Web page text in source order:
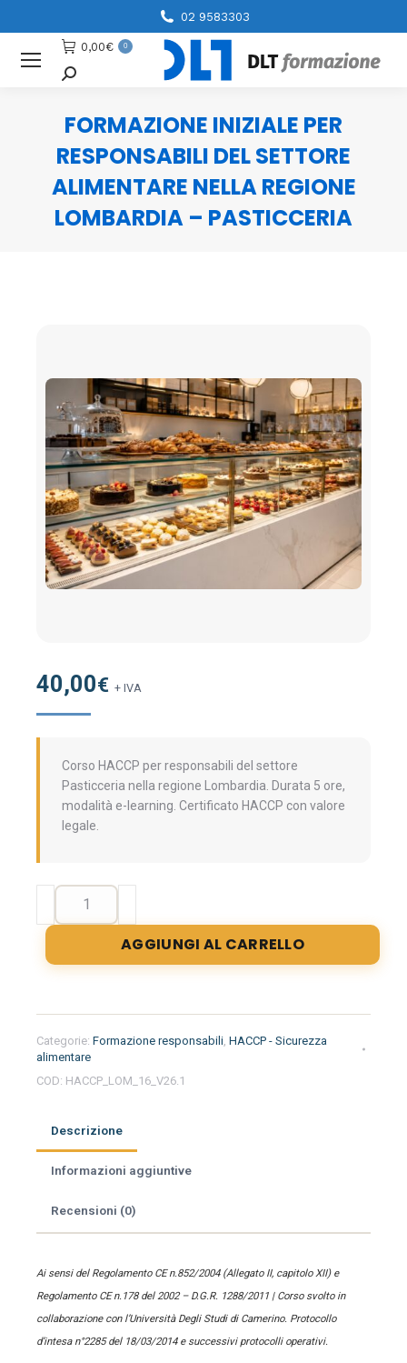
02 9583303
0,00€ 0
Cerca
FORMAZIONE INIZIALE PER
RESPONSABILI DEL SETTORE
ALIMENTARE NELLA REGIONE
LOMBARDIA – PASTICCERIA
40,00€ + IVA
Corso HACCP per responsabili del settore
Pasticceria nella regione Lombardia. Durata 5 ore,
modalità e-learning. Certificato HACCP con valore
legale.
Formazione
per
responsabili
alimentare
nella
regione
Lombardia
quantità
AGGIUNGI AL CARRELLO
Categorie: Formazione responsabili, HACCP - Sicurezza
alimentare
COD: HACCP_LOM_16_V26.1
Descrizione
Informazioni aggiuntive
Recensioni (0)
Ai sensi del Regolamento CE n.852/2004 (Allegato II, capitolo XII) e
Regolamento CE n.178 del 2002 – D.G.R. 1288/2011 | Corso svolto in
collaborazione con l’Università Degli Studi di Camerino. Protocollo
d’intesa n°2285 del 18/03/2014 e successivi protocolli operativi.